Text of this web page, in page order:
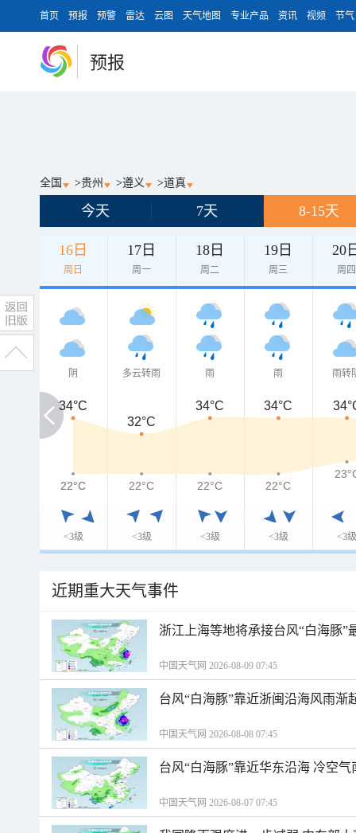
首页 预报 预警 雷达 云图 天气地图 专业产品 资讯 视频 节气
预报
全国 >贵州 >遵义 >道真
今天 7天 8-15天
16日
周日
17日
周一
18日
周二
19日
周三
20
周四
阴
<3级
多云转雨
<3级
雨
<3级
雨
<3级
雨转
<3级
34°C
34°C
32°C
34°C 34°C
22°C
22°C 22°C 22°C 22°C
近期重大天气事件
浙江上海等地将承接台风“白海豚”
中国天气网 2026-08-09 07:45
台风“白海豚”靠近浙闽沿海风雨渐
中国天气网 2026-08-08 07:45
台风“白海豚”靠近华东沿海 冷空
中国天气网 2026-08-07 07:45